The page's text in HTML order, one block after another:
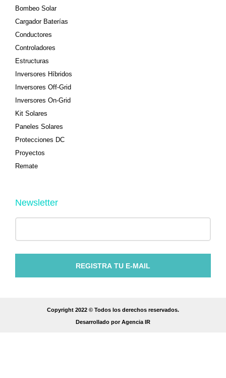
Bombeo Solar
Cargador Baterías
Conductores
Controladores
Estructuras
Inversores Híbridos
Inversores Off-Grid
Inversores On-Grid
Kit Solares
Paneles Solares
Protecciones DC
Proyectos
Remate
Newsletter
REGISTRA TU E-MAIL
Copyright 2022 © Todos los derechos reservados.
Desarrollado por Agencia IR